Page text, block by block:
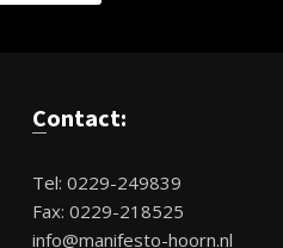
Contact:
Tel: 0229-249839
Fax: 0229-218525
info@manifesto-hoorn.nl